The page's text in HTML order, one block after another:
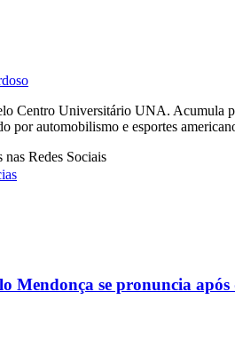
Centro Universitário UNA. Acumula
por automobilismo e esportes
nas Redes Sociais
Mendonça se pronuncia após